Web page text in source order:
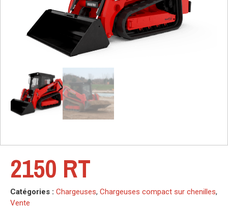
2150 RT
Catégories : Chargeuses, Chargeuses compact sur chenilles,
Vente